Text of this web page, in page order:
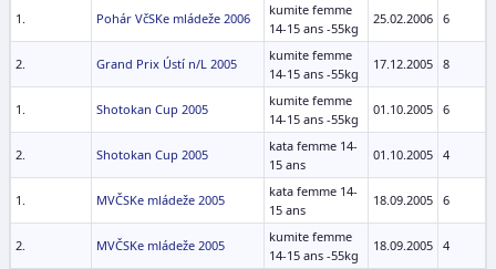
1. Pohár VčSKe mládeže 2006
kumite femme
14-15 ans -55kg
25.02.2006 6
2. Grand Prix Ústí n/L 2005
kumite femme
14-15 ans -55kg
17.12.2005 8
1. Shotokan Cup 2005
kumite femme
14-15 ans -55kg
01.10.2005 6
2. Shotokan Cup 2005
kata femme 14-
15 ans
01.10.2005 4
1. MVČSKe mládeže 2005
kata femme 14-
15 ans
18.09.2005 6
2. MVČSKe mládeže 2005
kumite femme
14-15 ans -55kg
18.09.2005 4